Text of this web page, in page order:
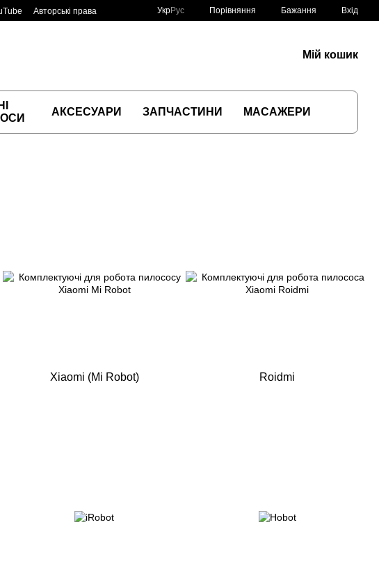
Авторські права
УкрРус Порівняння Бажання Вхід
Мій кошик
АКСЕСУАРИ ЗАПЧАСТИНИ МАСАЖЕРИ
Xiaomi (Mi Robot) Roidmi